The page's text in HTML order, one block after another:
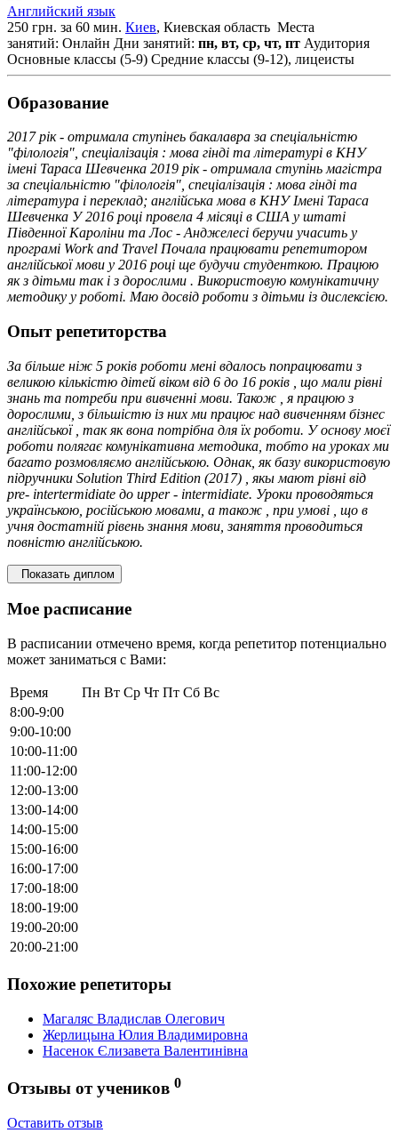
Английский язык
250 грн. за 60 мин. Киев, Киевская область Места
занятий: Онлайн Дни занятий: пн, вт, ср, чт, пт Аудитория
Основные классы (5-9) Средние классы (9-12), лицеисты
Образование
2017 рік - отримала ступінеь бакалавра за спеціальністю
"філологія", спеціалізація : мова гінді та літературі в КНУ
імені Тараса Шевченка 2019 рік - отримала ступінь магістра
за спеціальністю "філологія", спеціалізація : мова гінді та
література і переклад; англійська мова в КНУ Імені Тараса
Шевченка У 2016 році провела 4 місяці в США у штаті
Південної Кароліни та Лос - Анджелесі беручи учасить у
програмі Work and Travel Почала працювати репетитором
англійської мови у 2016 році ще будучи студенткою. Працюю
як з дітьми так і з дорослими . Використовую комунікатичну
методику у роботі. Маю досвід роботи з дітьми із дислексією.
Опыт репетиторства
За більше ніж 5 років роботи мені вдалось попрацювати з
великою кількістю дітей віком від 6 до 16 років , що мали рівні
знань та потреби при вивченні мови. Також , я працюю з
дорослими, з більшістю із них ми працює над вивченням бізнес
англійської , так як вона потрібна для їх роботи. У основу моєї
роботи полягає комунікативна методика, тобто на уроках ми
багато розмовляємо англійською. Однак, як базу використовую
підручники Solution Third Edition (2017) , якы мают рівні від
pre- intertermidiate до upper - intermidiate. Уроки проводяться
українською, російською мовами, а також , при умові , що в
учня достатній рівень знання мови, заняття проводиться
повністю англійською.
Показать диплом
Мое расписание
В расписании отмечено время, когда репетитор потенциально
может заниматься с Вами:
Время Пн Вт Ср Чт Пт Сб Вс
8:00-9:00
9:00-10:00
10:00-11:00
11:00-12:00
12:00-13:00
13:00-14:00
14:00-15:00
15:00-16:00
16:00-17:00
17:00-18:00
18:00-19:00
19:00-20:00
20:00-21:00
Похожие репетиторы
Магаляс Владислав Олегович
Жерлицына Юлия Владимировна
Насенок Єлизавета Валентинівна
Отзывы от учеников 0
Оставить отзыв